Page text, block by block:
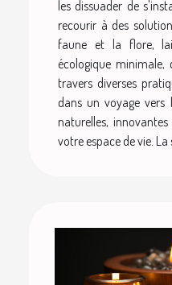
les dissuader de
recourir à des
faune et la flore,
écologique minimale,
travers diverses
dans un voyage vers
naturelles,
votre espace de vie. La